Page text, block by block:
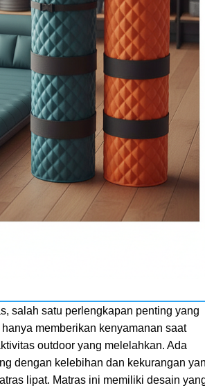
salah satu perlengkapan penting yang
memberikan kenyamanan saat
outdoor yang melelahkan. Ada
dengan kelebihan dan kekurangan
lipat. Matras ini memiliki desain